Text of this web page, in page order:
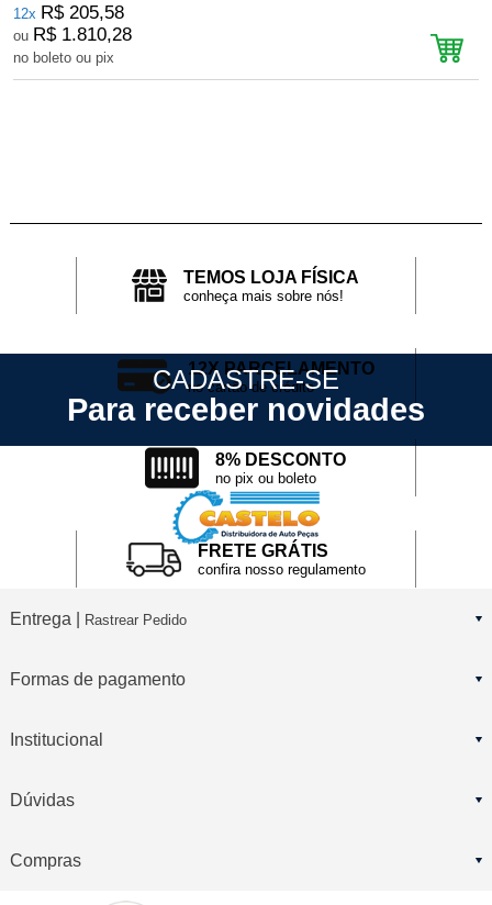
12x R$ 205,58
ou R$ 1.810,28
no boleto ou pix
TEMOS LOJA FÍSICA
conheça mais sobre nós!
12X PARCELAMENTO
no cartão de crédito
8% DESCONTO
no pix ou boleto
FRETE GRÁTIS
confira nosso regulamento
CADASTRE-SE
Para receber novidades
Entrega | Rastrear Pedido
Formas de pagamento
Institucional
Dúvidas
Compras